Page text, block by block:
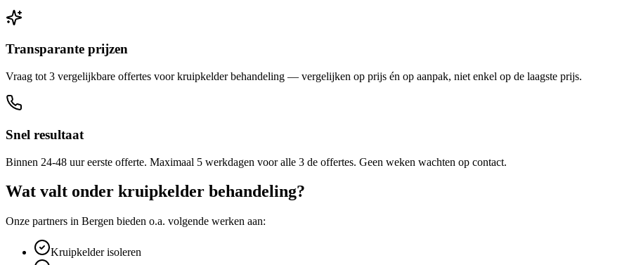
Transparante prijzen
Vraag tot 3 vergelijkbare offertes voor kruipkelder behandeling — vergelijken op prijs én op aanpak, niet enkel op de laagste prijs.
Snel resultaat
Binnen 24-48 uur eerste offerte. Maximaal 5 werkdagen voor alle 3 de offertes. Geen weken wachten op contact.
Wat valt onder kruipkelder behandeling?
Onze partners in Bergen bieden o.a. volgende werken aan:
Kruipkelder isoleren